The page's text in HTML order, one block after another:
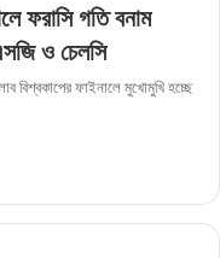
গতি বনাম
ও চেলসি
ফাইনালে মুখোমুখি হচ্ছে